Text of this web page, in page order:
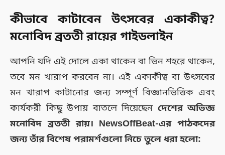
কীভাবে কাটাবেন উৎসবের একাকীত্ব?
মনোবিদ ব্রততী রায়ের গাইডলাইন
আপনি যদি এই দোলে একা থাকেন বা ভিন শহরে থাকেন,
তবে মন খারাপ করবেন না। এই একাকীত্ব বা উৎসবের
মন খারাপ কাটানোর জন্য সম্পূর্ণ বিজ্ঞানভিত্তিক এবং
কার্যকরী কিছু উপায় বাতলে দিয়েছেন দেশের অভিজ্ঞ
মনোবিদ ব্রততী রায়। NewsOffBeat-এর পাঠকদের
জন্য তাঁর বিশেষ পরামর্শগুলো নিচে তুলে ধরা হলো: